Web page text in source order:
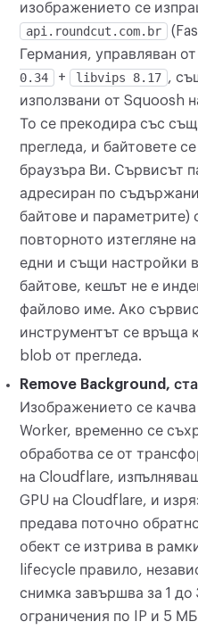
изображението се
api.roundcut.com.br
Германия, управляван
0.34
+ libvips 8.17 ,
използвани от Squoosh
То се прекодира със
прегледа, и байтовете
браузъра Ви. Сървисът
адресиран по
байтове и параметрите)
повторното изтегляне
едни и същи настройки
байтове, кешът не е
файлово име. Ако
инструментът се връща
blob от прегледа.
Remove Background,
Изображението се
Worker, временно се
обработва се от
на Cloudflare,
GPU на Cloudflare, и
предава поточно
обект се изтрива в
lifecycle правило,
снимка завършва за 1 до
ограничения по IP и 5